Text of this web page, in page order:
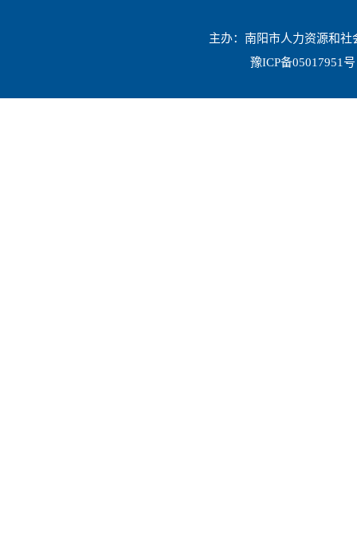
主办：南阳市人力资源和
豫ICP备05017951号